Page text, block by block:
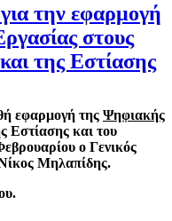
την εφαρμογή
στους
της Εστίασης
εφαρμογή της Ψηφιακής
Εστίασης και του
ο Γενικός
Μηλαπίδης.